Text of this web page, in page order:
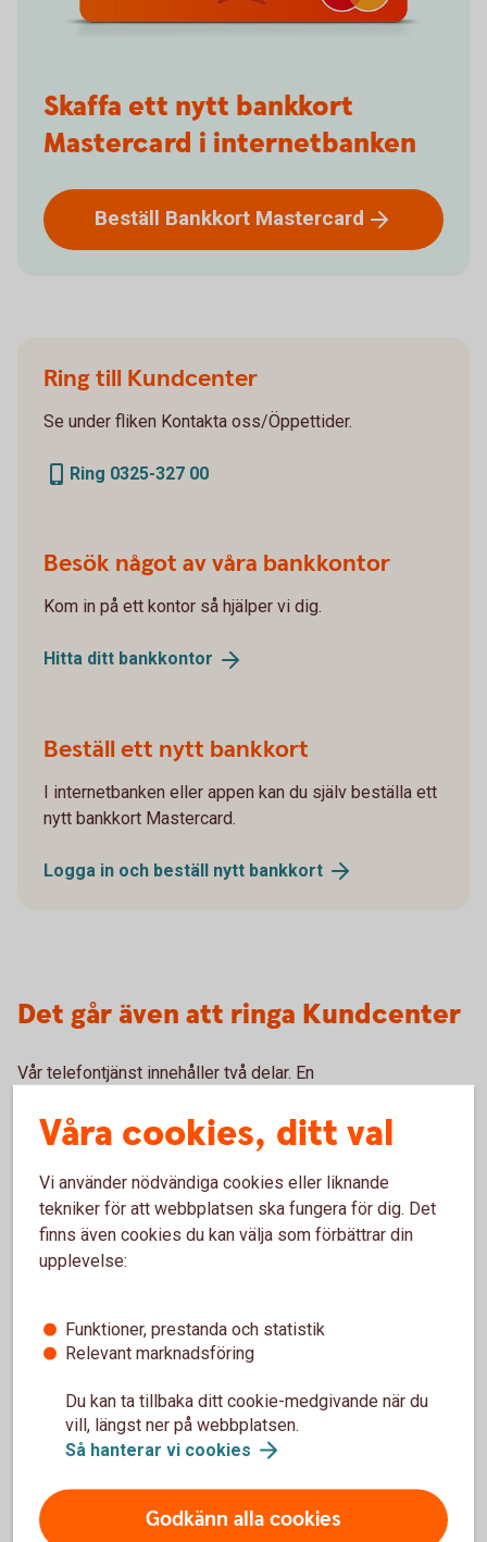
Skaffa ett nytt bankkort
Mastercard i internetbanken
Beställ Bankkort Mastercard
Ring till Kundcenter
Se under fliken Kontakta oss/Öppettider.
Ring 0325-327 00
Besök något av våra bankkontor
Kom in på ett kontor så hjälper vi dig.
Hitta ditt bankkontor
Beställ ett nytt bankkort
I internetbanken eller appen kan du själv beställa ett
nytt bankkort Mastercard.
Logga in och beställ nytt bankkort
Det går även att ringa Kundcenter
Vår telefontjänst innehåller två delar. En
upplästa genom knappval och tjänsten personlig service
där du får hjälp och rådgivning av våra rådgivare.
Anslut dig till Kundcenter
Klicka på knapparna Aktivera när du är inloggad.
Logga in och anslut dig till vår
Använd en kod för att legitimera dig
När du ringer till Kundcenter kan du välja att
Våra cookies, ditt val
Vi använder nödvändiga cookies eller liknande
tekniker för att webbplatsen ska fungera för dig. Det
finns även cookies du kan välja som förbättrar din
upplevelse:
Funktioner, prestanda och statistik
Relevant marknadsföring
Du kan ta tillbaka ditt cookie-medgivande när du
vill, längst ner på webbplatsen.
Så hanterar vi cookies
Godkänn alla cookies